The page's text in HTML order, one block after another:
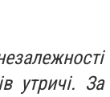
утричі. За